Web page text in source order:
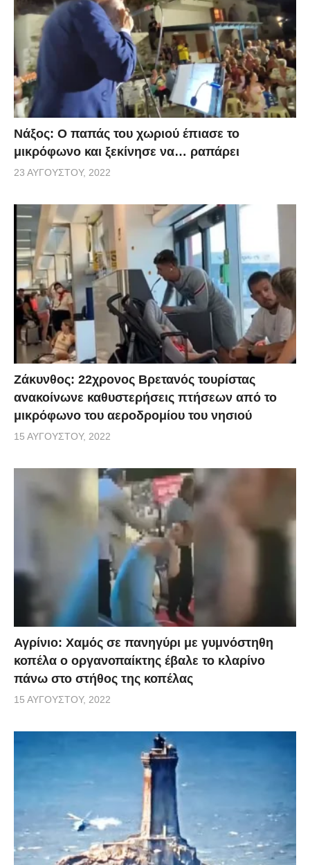
Νάξος: Ο παπάς του χωριού έπιασε το
μικρόφωνο και ξεκίνησε να… ραπάρει
23 ΑΥΓΟΎΣΤΟΥ, 2022
Ζάκυνθος: 22χρονος Βρετανός τουρίστας
ανακοίνωνε καθυστερήσεις πτήσεων από το
μικρόφωνο του αεροδρομίου του νησιού
15 ΑΥΓΟΎΣΤΟΥ, 2022
Αγρίνιο: Χαμός σε πανηγύρι με γυμνόστηθη
κοπέλα ο οργανοπαίκτης έβαλε το κλαρίνο
πάνω στο στήθος της κοπέλας
15 ΑΥΓΟΎΣΤΟΥ, 2022